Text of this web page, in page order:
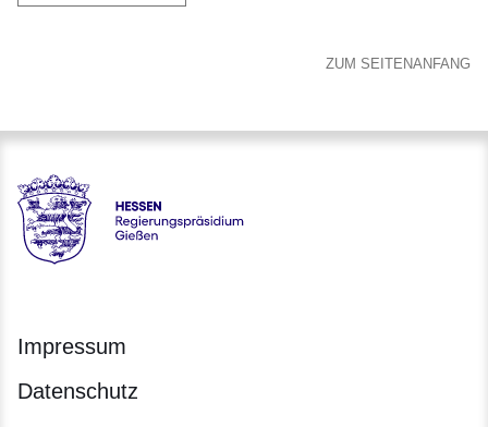
ZUM SEITENANFANG
Hessen - Regierungspräsidium Gießen
Impressum
Datenschutz